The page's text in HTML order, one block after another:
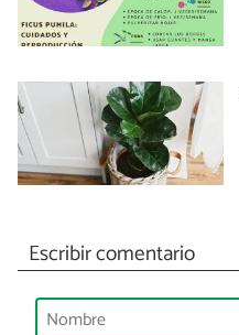
Escribir comentario